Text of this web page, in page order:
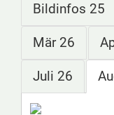
Bildinfos 25
Mär 26
Juli 26